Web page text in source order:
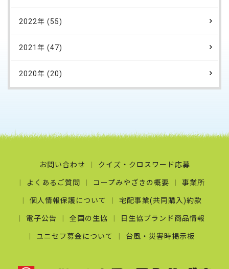
2022年 (55)
2021年 (47)
2020年 (20)
お問い合わせ クイズ・クロスワード応募
よくあるご質問 コープみやざきの概要 事業所
個人情報保護について 宅配事業(共同購入)約款
電子公告 全国の生協 日生協ブランド商品情報
ユニセフ募金について 台風・災害時掲示板